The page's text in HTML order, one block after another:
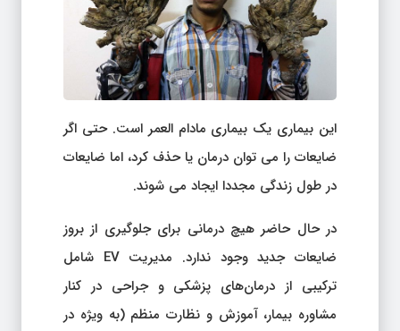
این بیماری یک بیماری مادام العمر است. حتی اگر
ضایعات را می توان درمان یا حذف کرد، اما ضایعات
در طول زندگی مجددا ایجاد می شوند.
در حال حاضر هیچ درمانی برای جلوگیری از بروز
ضایعات جدید وجود ندارد. مدیریت EV شامل
ترکیبی از درمان‌های پزشکی و جراحی در کنار
مشاوره بیمار، آموزش و نظارت منظم (به ویژه در